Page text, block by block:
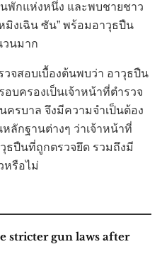
พักแห่งหนึ่ง และพบชายชาว
มิงเฉิน ซัน” พร้อมอาวุธปืน
วนมาก
วจสอบเบื้องต้นพบว่า อาวุธปืน
บครองเป็นเจ้าหน้าที่ตำรวจ
รบาล จึงมีความจำเป็นต้อง
ลักฐานต่างๆ ว่าเจ้าหน้าที่
ธปืนที่ถูกตรวจยึด รวมถึงมี
หรือไม่
stricter gun laws after